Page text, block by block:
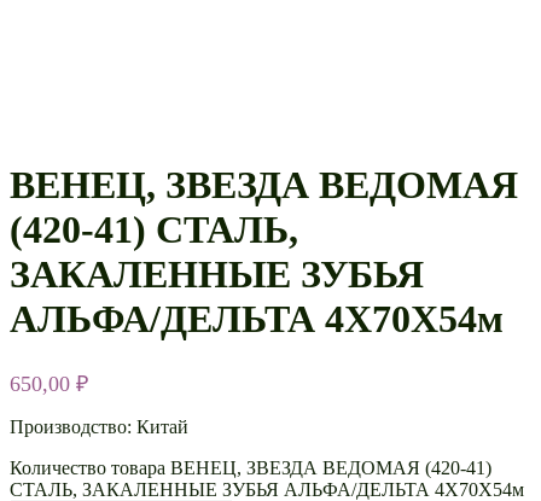
ВЕНЕЦ, ЗВЕЗДА ВЕДОМАЯ
(420-41) СТАЛЬ,
ЗАКАЛЕННЫЕ ЗУБЬЯ
АЛЬФА/ДЕЛЬТА 4Х70Х54м
650,00 ₽
Производство: Китай
Количество товара ВЕНЕЦ, ЗВЕЗДА ВЕДОМАЯ (420-41)
СТАЛЬ, ЗАКАЛЕННЫЕ ЗУБЬЯ АЛЬФА/ДЕЛЬТА 4Х70Х54м